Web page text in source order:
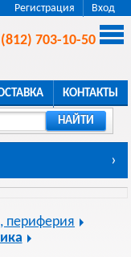
Регистрация Вход
703-10-50
КОНТАКТЫ
НАЙТИ
›
периферия